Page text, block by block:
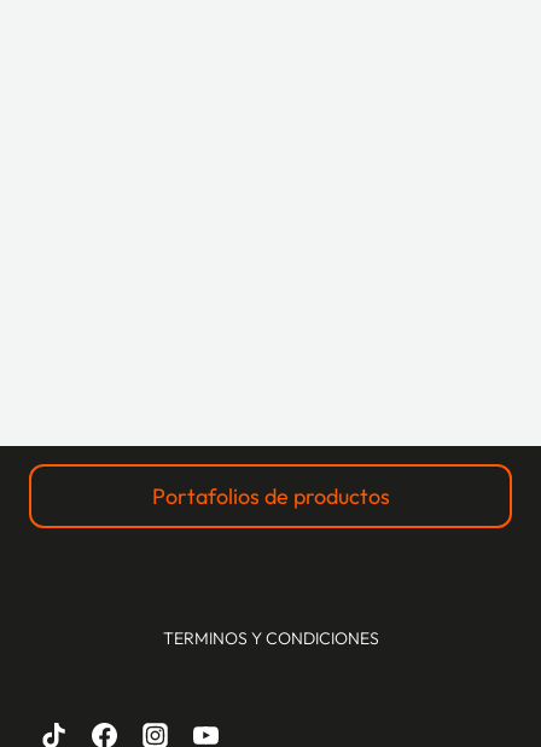
Portafolios de productos
TERMINOS Y CONDICIONES